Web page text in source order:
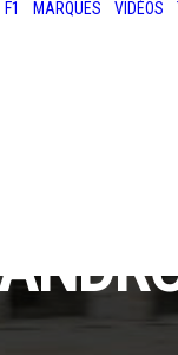
F1 MARQUES VIDÉOS